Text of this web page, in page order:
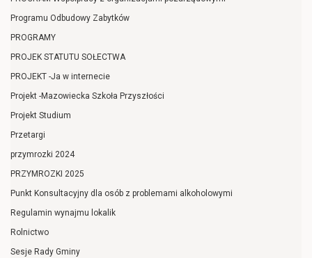
Programu Odbudowy Zabytków
PROGRAMY
PROJEK STATUTU SOŁECTWA
PROJEKT -Ja w internecie
Projekt -Mazowiecka Szkoła Przyszłości
Projekt Studium
Przetargi
przymrozki 2024
PRZYMROZKI 2025
Punkt Konsultacyjny dla osób z problemami alkoholowymi
Regulamin wynajmu lokalik
Rolnictwo
Sesje Rady Gminy